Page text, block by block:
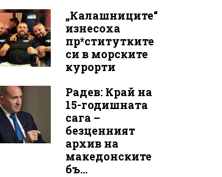
„Калашниците“
изнесоха
пр*ститутките
си в морските
курорти
Радев: Край на
15-годишната
сага –
безценният
архив на
македонските
бъ...